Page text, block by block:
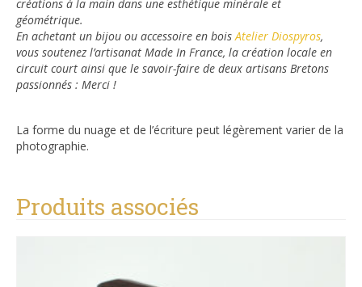
créations à la main dans une esthétique minérale et
géométrique.
En achetant un bijou ou accessoire en boisAtelier Diospyros,
vous soutenez l’artisanat Made In France, la création locale en
circuit court ainsi que le savoir-faire de deux artisans Bretons
passionnés : Merci !
La forme du nuage et de l’écriture peut légèrement varier de la
photographie.
Produits associés